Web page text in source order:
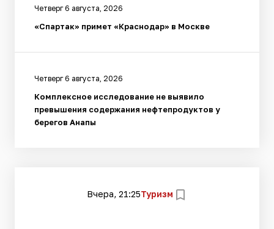
Четверг 6 августа, 2026
«Спартак» примет «Краснодар» в Москве
Четверг 6 августа, 2026
Комплексное исследование не выявило
превышения содержания нефтепродуктов у
берегов Анапы
Вчера, 21:25Туризм